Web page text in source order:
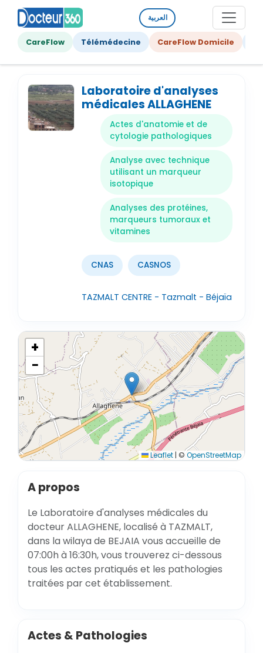
العربية
CareFlow Télémédecine CareFlow Domicile
Laboratoire d'analyses
médicales ALLAGHENE
Actes d'anatomie et de
cytologie pathologiques
Analyse avec technique
utilisant un marqueur
isotopique
Analyses des protéines,
marqueurs tumoraux et
vitamines
CNAS CASNOS
TAZMALT CENTRE - Tazmalt - Béjaïa
+
−
Leaflet | © OpenStreetMap
A propos
Le Laboratoire d'analyses médicales du
docteur ALLAGHENE, localisé à TAZMALT,
dans la wilaya de BEJAIA vous accueille de
07:00h à 16:30h, vous trouverez ci-dessous
tous les actes pratiqués et les pathologies
traitées par cet établissement.
Actes & Pathologies